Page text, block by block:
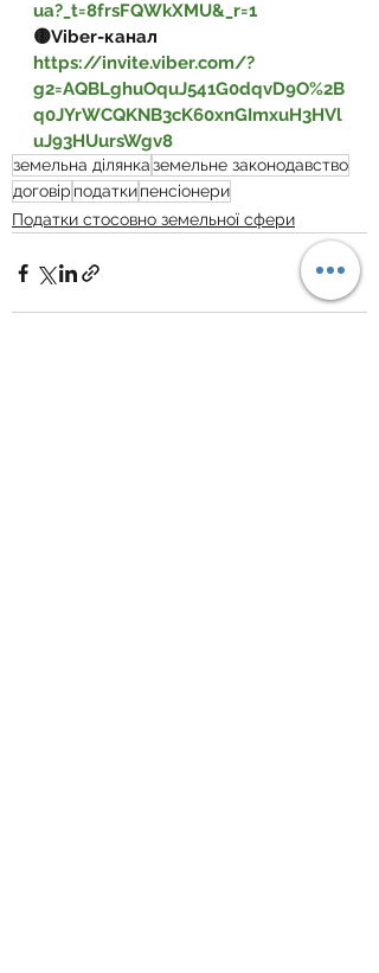
ua?_t=8frsFQWkXMU&_r=1
🟡Viber-канал
https://invite.viber.com/?
g2=AQBLghuOquJ541G0dqvD9O%2B
q0JYrWCQKNB3cK60xnGImxuH3HVl
uJ93HUursWgv8
земельна ділянказемельне законодавство
договір податкипенсіонери
Податки стосовно земельної сфери